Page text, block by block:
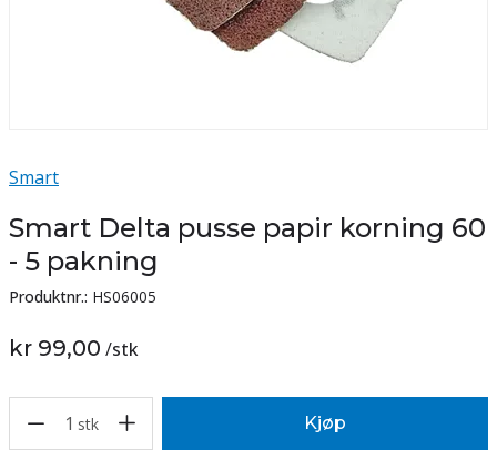
Smart
Smart Delta pusse papir korning 60
- 5 pakning
Produktnr.: HS06005
kr 99,00 /stk
1 stk Kjøp